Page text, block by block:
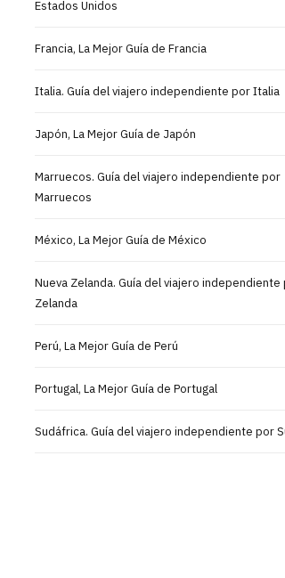
Estados Unidos
Francia, La Mejor Guía de Francia
Italia. Guía del viajero independiente por Italia
Japón, La Mejor Guía de Japón
Marruecos. Guía del viajero independiente por
Marruecos
México, La Mejor Guía de México
Nueva Zelanda. Guía del viajero independiente
Zelanda
Perú, La Mejor Guía de Perú
Portugal, La Mejor Guía de Portugal
Sudáfrica. Guía del viajero independiente por